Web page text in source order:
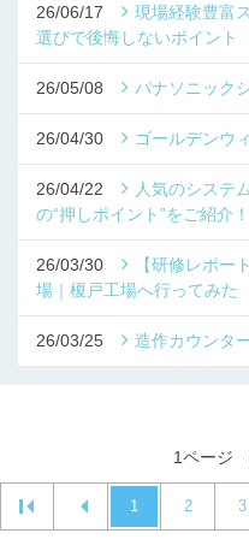
26/06/17
現場経験豊富
選びで後悔しないポイント
26/05/08 パナソニック
26/04/30 ゴールデンウ
26/04/22
人気のシステ
の“押しポイント”をご紹介！
26/03/30
【研修レポ
場｜榎戸工場へ行ってみた
26/03/25 造作カウンタ
1ページ
1 2 3